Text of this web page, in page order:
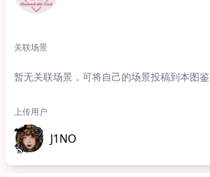
关联场景
暂无关联场景，可将自己的场景投稿到本图鉴
上传用户
J1NO